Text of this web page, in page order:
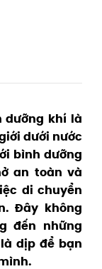
dưỡng khí là
dưới nước
bình dưỡng
an toàn và
di chuyển
Đây không
đến những
dịp để bạn